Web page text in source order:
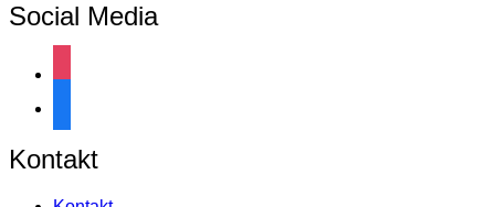
Social Media
Kontakt